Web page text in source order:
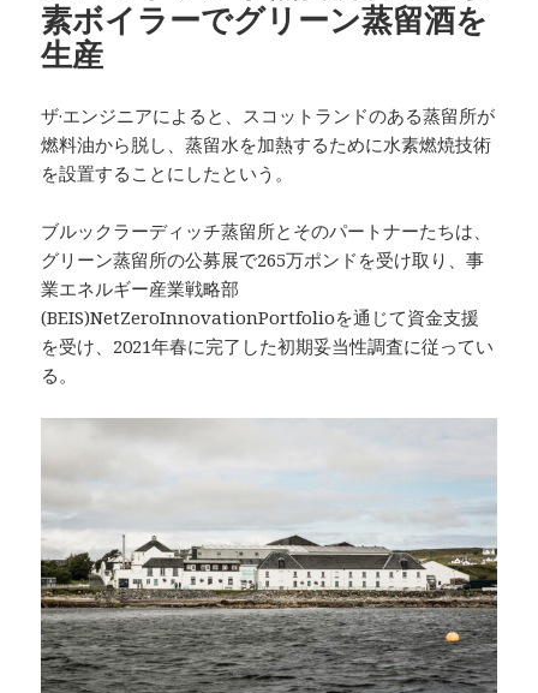
素ボイラーでグリーン蒸留酒を
生産
ザ·エンジニアによると、スコットランドのある蒸留所が
燃料油から脱し、蒸留水を加熱するために水素燃焼技術
を設置することにしたという。
ブルックラーディッチ蒸留所とそのパートナーたちは、
グリーン蒸留所の公募展で265万ポンドを受け取り、事
業エネルギー産業戦略部
(BEIS)NetZeroInnovationPortfolioを通じて資金支援
を受け、2021年春に完了した初期妥当性調査に従ってい
る。